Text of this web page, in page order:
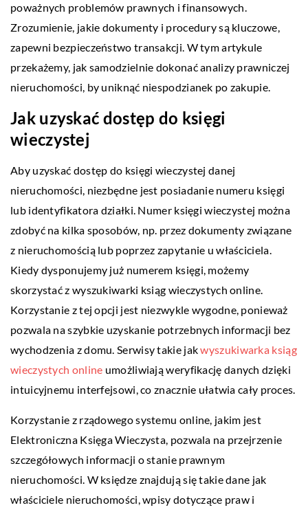
poważnych problemów prawnych i finansowych.
Zrozumienie, jakie dokumenty i procedury są kluczowe,
zapewni bezpieczeństwo transakcji. W tym artykule
przekażemy, jak samodzielnie dokonać analizy prawniczej
nieruchomości, by uniknąć niespodzianek po zakupie.
Jak uzyskać dostęp do księgi
wieczystej
Aby uzyskać dostęp do księgi wieczystej danej
nieruchomości, niezbędne jest posiadanie numeru księgi
lub identyfikatora działki. Numer księgi wieczystej można
zdobyć na kilka sposobów, np. przez dokumenty związane
z nieruchomością lub poprzez zapytanie u właściciela.
Kiedy dysponujemy już numerem księgi, możemy
skorzystać z wyszukiwarki ksiąg wieczystych online.
Korzystanie z tej opcji jest niezwykle wygodne, ponieważ
pozwala na szybkie uzyskanie potrzebnych informacji bez
wychodzenia z domu. Serwisy takie jakwyszukiwarka ksiąg
wieczystych online umożliwiają weryfikację danych dzięki
intuicyjnemu interfejsowi, co znacznie ułatwia cały proces.
Korzystanie z rządowego systemu online, jakim jest
Elektroniczna Księga Wieczysta, pozwala na przejrzenie
szczegółowych informacji o stanie prawnym
nieruchomości. W księdze znajdują się takie dane jak
właściciele nieruchomości, wpisy dotyczące praw i